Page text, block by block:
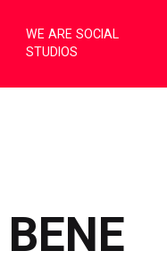
WE ARE SOCIAL
STUDIOS